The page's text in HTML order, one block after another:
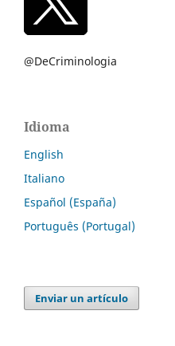
@DeCriminologia
Idioma
English
Italiano
Español (España)
Português (Portugal)
Enviar un artículo